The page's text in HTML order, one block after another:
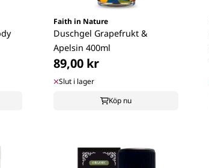
Faith in Nature
Duschgel Grapefrukt &
Apelsin 400ml
89,00 kr
Slut i lager
Köp nu